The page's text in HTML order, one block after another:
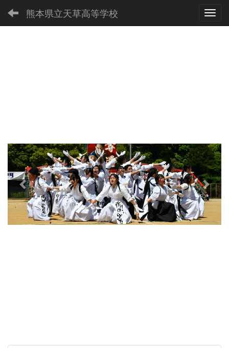
熊本県立天草高等学校